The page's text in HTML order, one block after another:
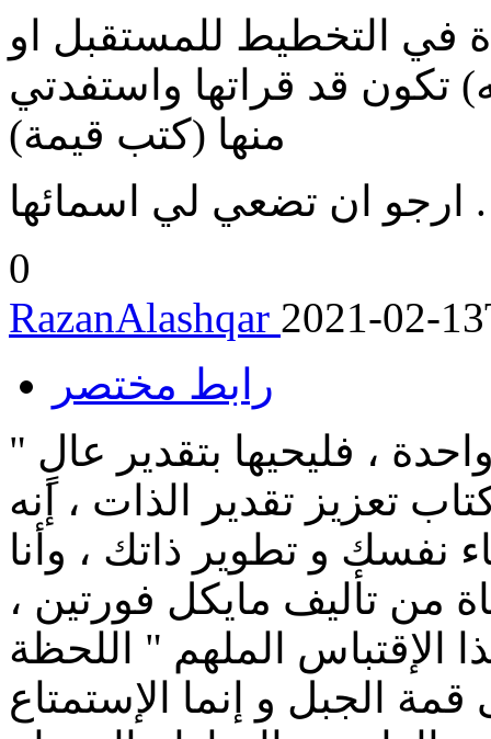
التخطيط للمستقبل او
تكون قد قراتها واستفدتي
منها (كتب قيمة)
ارجو ان تضعي لي اسمائها .
0
RazanAlashqar 2021-02-
رابط مختصر
" اذا كان المرء لا يحيا سوى حياة واحدة ، فليحيها بتقدير عالٍ
تعزيز تقدير الذات ، إنه
نفسك و تطوير ذاتك ، وأنا
من تأليف مايكل فورتين ،
الملهم " اللحظة
الجبل و إنما الإستمتاع